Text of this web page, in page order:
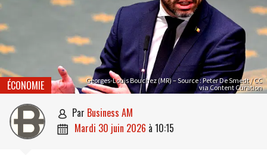
Georges-Louis Bouchez (MR) – Source : Peter De Smedt / CC
via Content Curation
ÉCONOMIE
 par Business AM
 mardi 30 juin 2026 à 10:15